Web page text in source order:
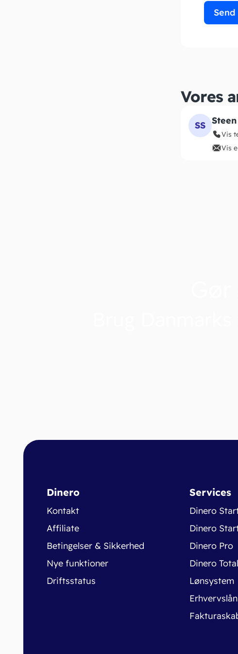
Vores
SS
Vis
Vis
Dinero
Kontakt
Affiliate
Betingelser & Sikkerhed
Nye funktioner
Driftsstatus
Services
Dinero
Dinero
Dinero Pro
Dinero Total
Lønsystem
Erhvervslån